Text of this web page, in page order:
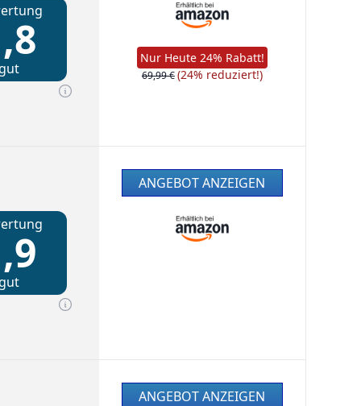
gut
Nur Heute 24% Rabatt!
69,99 €(24% reduziert!)
gut
ANGEBOT ANZEIGEN
ANGEBOT ANZEIGEN